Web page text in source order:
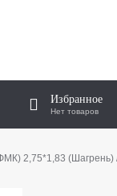
Избранное
Нет товаров
2,75*1,83 (Шагрень)